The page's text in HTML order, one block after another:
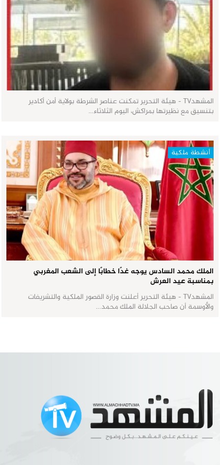
المشهدTV - هيئة التحرير تمكنت عناصر الشرطة بولاية أمن أكادير
بتنسيق مع نظيرتها بمراكش، اليوم الثلاثاء…
أنشطة ملكية
الملك محمد السادس يوجه غدًا خطابًا إلى الشعب المغربي
بمناسبة عيد العرش
المشهدTV - هيئة التحرير أعلنت وزارة القصور الملكية والتشريفات
والأوسمة أن صاحب الجلالة الملك محمد…